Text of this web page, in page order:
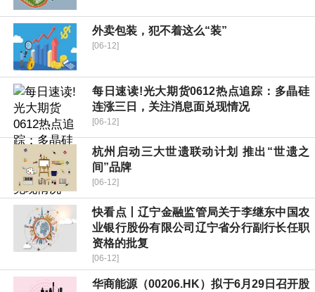
外卖包装，犯不着这么“装”
[06-12]
每日速读!光大期货0612热点追踪：多晶硅
连涨三日，关注消息面兑现情况
[06-12]
杭州启动三大世遗联动计划 推出“世遗之
间”品牌
[06-12]
快看点丨辽宁金融监管局关于李继东中国农
业银行股份有限公司辽宁省分行副行长任职
资格的批复
[06-12]
华商能源（00206.HK）拟于6月29日召开股